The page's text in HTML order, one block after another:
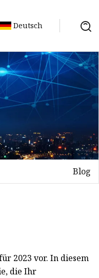
Deutsch
Blog
2023 vor. In diesem
die Ihr